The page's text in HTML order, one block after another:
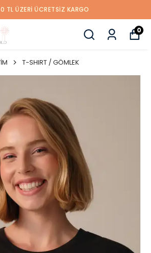
SİPARİŞİNE ÖZEL %10 İNDİRİM KAZAN
0
T-SHIRT / GÖMLEK